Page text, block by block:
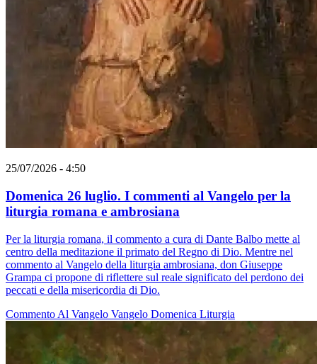
25/07/2026 - 4:50
Domenica 26 luglio. I commenti al Vangelo per la
liturgia romana e ambrosiana
Per la liturgia romana, il commento a cura di Dante Balbo mette al
centro della meditazione il primato del Regno di Dio. Mentre nel
commento al Vangelo della liturgia ambrosiana, don Giuseppe
Grampa ci propone di riflettere sul reale significato del perdono dei
peccati e della misericordia di Dio.
Commento Al Vangelo Vangelo Domenica Liturgia